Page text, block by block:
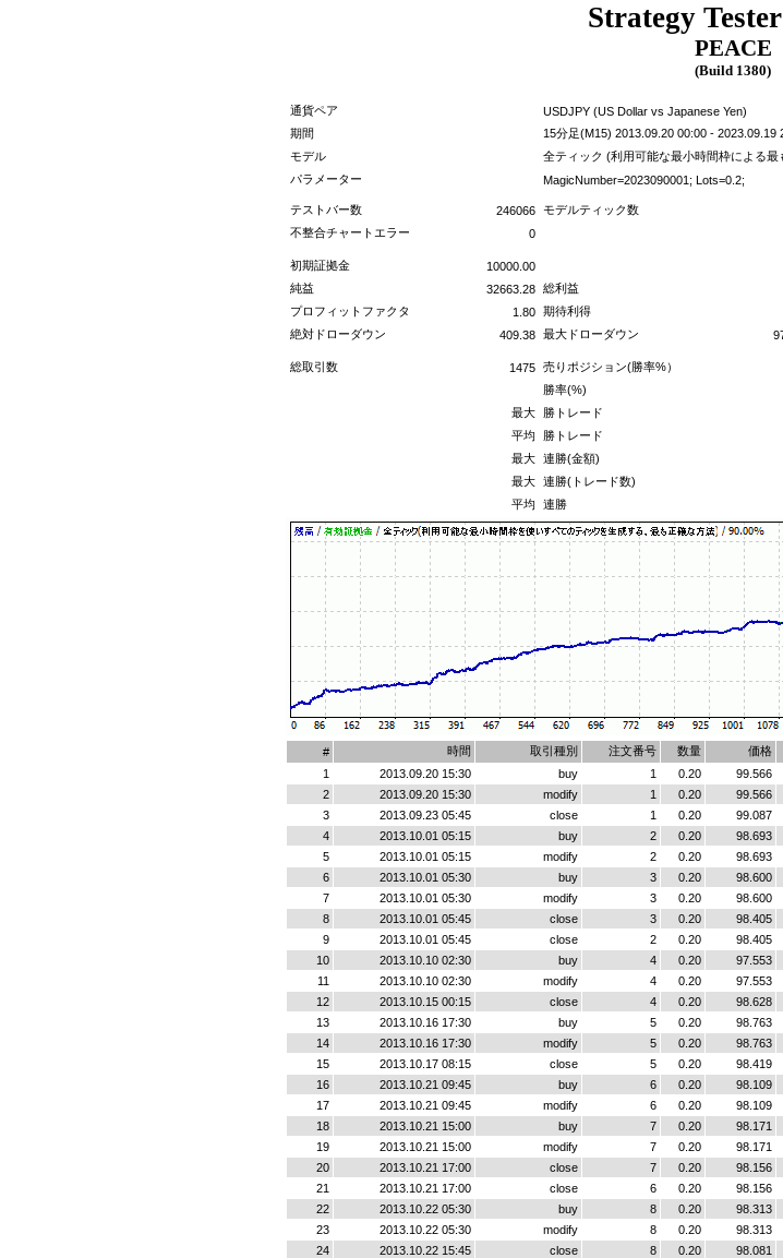
Strategy
PEACE
(Build 1380)
通貨ペア
USDJPY (US Dollar vs Japanese Yen)
期間
15分足(M15) 2013.09.20 00:00 - 2023.09.19
モデル
全ティック (利用可能な最小時間枠による最
パラメーター
MagicNumber=2023090001; Lots=0.2;
テストバー数 246066 モデルティック数
不整合チャートエラー
0
初期証拠金 10000.00
純益
32663.28 総利益
プロフィットファクタ
1.80 期待利得
絶対ドローダウン
409.38 最大ドローダウン
総取引数 1475 売りポジション(勝率%）
勝率(%)
最大
勝トレード
平均
勝トレード
最大 連勝(金額)
最大 連勝(トレード数)
平均
連勝
# 時間 取引種別 注文番号 数量 価格
1
2013.09.20 15:30 buy 1 0.20 99.566
2
2013.09.20 15:30 modify 1 0.20 99.566
3
2013.09.23 05:45 close 1 0.20 99.087
4
2013.10.01 05:15 buy 2 0.20 98.693
5
2013.10.01 05:15 modify 2 0.20 98.693
6
2013.10.01 05:30 buy 3 0.20 98.600
7
2013.10.01 05:30 modify 3 0.20 98.600
8
2013.10.01 05:45 close 3 0.20 98.405
9
2013.10.01 05:45 close 2 0.20 98.405
10
2013.10.10 02:30 buy 4 0.20 97.553
11
2013.10.10 02:30 modify 4 0.20 97.553
12
2013.10.15 00:15 close 4 0.20 98.628
13
2013.10.16 17:30 buy 5 0.20 98.763
14
2013.10.16 17:30 modify 5 0.20 98.763
15
2013.10.17 08:15 close 5 0.20 98.419
16
2013.10.21 09:45 buy 6 0.20 98.109
17
2013.10.21 09:45 modify 6 0.20 98.109
18
2013.10.21 15:00 buy 7 0.20 98.171
19
2013.10.21 15:00 modify 7 0.20 98.171
20
2013.10.21 17:00 close 7 0.20 98.156
21
2013.10.21 17:00 close 6 0.20 98.156
22
2013.10.22 05:30 buy 8 0.20 98.313
23
2013.10.22 05:30 modify 8 0.20 98.313
24
2013.10.22 15:45 close 8 0.20 98.081